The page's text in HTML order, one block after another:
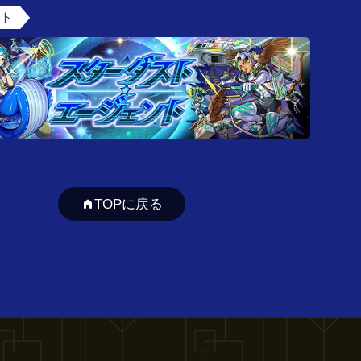
TOPに戻る